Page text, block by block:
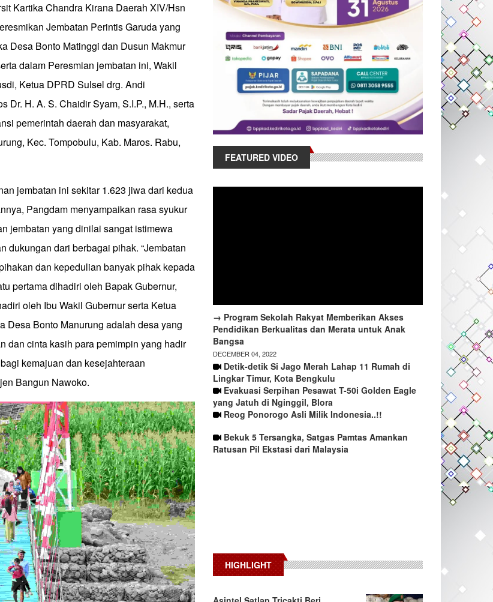
Kartika Chandra Kirana Daerah XIV/Hsn
Jembatan Perintis Garuda yang
Desa Bonto Matinggi dan Dusun Makmur
dalam Peresmian jembatan ini, Wakil
Ketua DPRD Sulsel drg. Andi
Dr. H. A. S. Chaidir Syam, S.I.P., M.H., serta
pemerintah daerah dan masyarakat,
Kec. Tompobulu, Kab. Maros. Rabu,
jembatan ini sekitar 1.623 jiwa dari kedua
Pangdam menyampaikan rasa syukur
jembatan yang dinilai sangat istimewa
dukungan dari berbagai pihak. “Jembatan
dan kepedulian banyak pihak kepada
pertama dihadiri oleh Bapak Gubernur,
oleh Ibu Wakil Gubernur serta Ketua
Desa Bonto Manurung adalah desa yang
dan cinta kasih para pemimpin yang hadir
kemajuan dan kesejahteraan
Bangun Nawoko.
FEATURED VIDEO
→ Program Sekolah Rakyat Memberikan Akses
Pendidikan Berkualitas dan Merata untuk Anak
Bangsa
DECEMBER 04, 2022
Detik-detik Si Jago Merah Lahap 11 Rumah di
Lingkar Timur, Kota Bengkulu
Evakuasi Serpihan Pesawat T-50i Golden Eagle
yang Jatuh di Nginggil, Blora
Reog Ponorogo Asli Milik Indonesia..!!
Bekuk 5 Tersangka, Satgas Pamtas Amankan
Ratusan Pil Ekstasi dari Malaysia
HIGHLIGHT